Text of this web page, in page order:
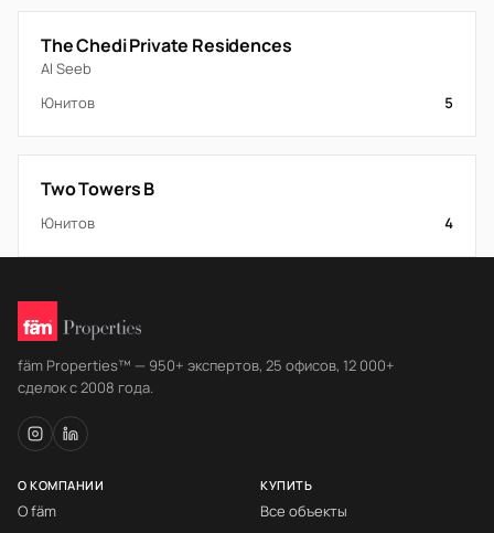
The Chedi Private Residences
Al Seeb
Юнитов
5
Two Towers B
Юнитов 4
fäm Properties™ — 950+ экспертов, 25 офисов, 12 000+
сделок с 2008 года.
О КОМПАНИИ
О fäm
КУПИТЬ
Все объекты